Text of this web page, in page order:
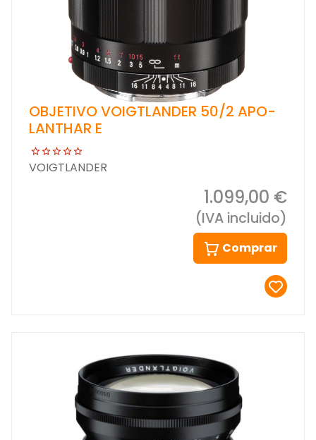
OBJETIVO VOIGTLANDER 50/2 APO-
LANTHAR E
VOIGTLANDER
1.099,00 €
(IVA incluido)
Comprar